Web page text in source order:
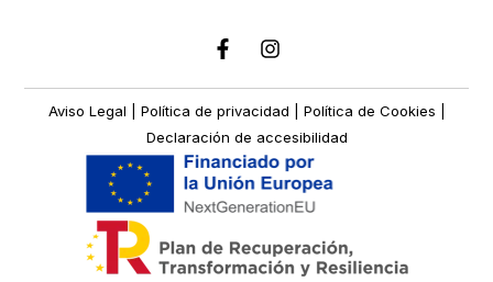
Aviso Legal Política de privacidad | Política de Cookies
Declaración de accesibilidad